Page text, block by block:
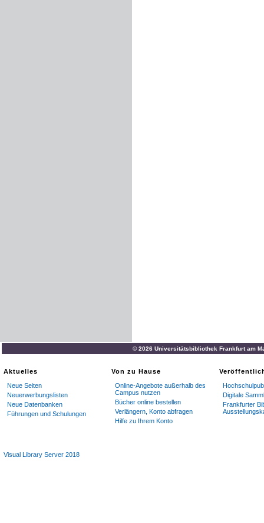
© 2026 Universitätsbibliothek Frankfurt am
Aktuelles
Neue Seiten
Neuerwerbungslisten
Neue Datenbanken
Führungen und Schulungen
Von zu Hause
Online-Angebote außerhalb des
Campus nutzen
Bücher online bestellen
Verlängern, Konto abfragen
Hilfe zu Ihrem Konto
Digitale
Frankfurter
Visual Library Server 2018